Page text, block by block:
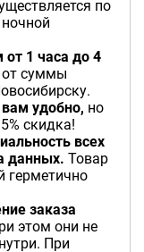
по
от 1 часа до 4
от суммы
удобно, но
скидка!
всех
данных. Товар
герметично
заказа
этом они не
При